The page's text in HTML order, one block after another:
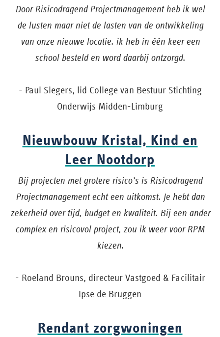
Door Risicodragend Projectmanagement heb ik wel
de lusten maar niet de lasten van de ontwikkeling
van onze nieuwe locatie. ik heb in één keer een
school besteld en word daarbij ontzorgd.
- Paul Slegers, lid College van Bestuur Stichting
Onderwijs Midden-Limburg
Nieuwbouw Kristal, Kind en
Leer Nootdorp
Bij projecten met grotere risico’s is Risicodragend
Projectmanagement echt een uitkomst. Je hebt dan
zekerheid over tijd, budget en kwaliteit. Bij een ander
complex en risicovol project, zou ik weer voor RPM
kiezen.
- Roeland Brouns, directeur Vastgoed & Facilitair
Ipse de Bruggen
Rendant zorgwoningen